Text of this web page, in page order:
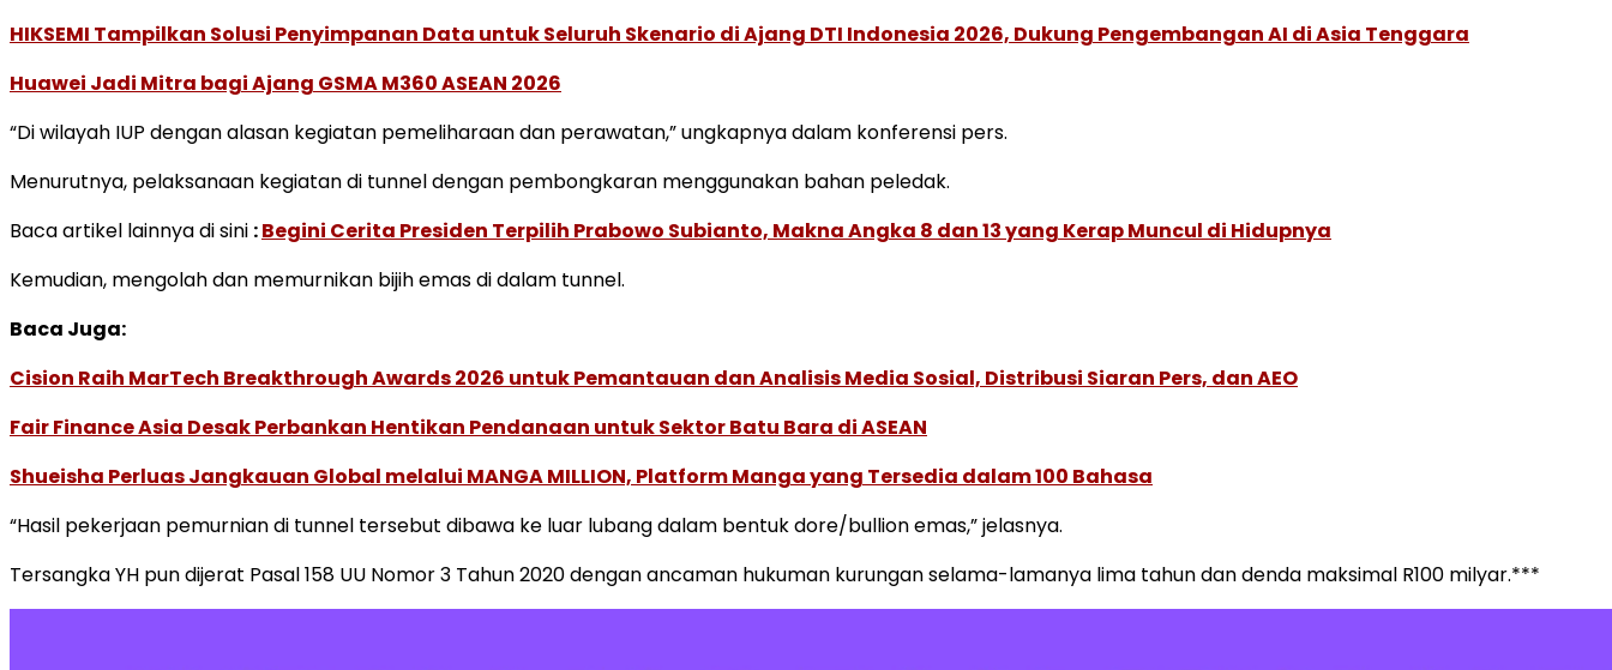
HIKSEMI Tampilkan Solusi Penyimpanan Data untuk Seluruh Skenario di Ajang DTI Indonesia 2026, Dukung Pengembangan AI di Asia Tenggara
Huawei Jadi Mitra bagi Ajang GSMA M360 ASEAN 2026
“Di wilayah IUP dengan alasan kegiatan pemeliharaan dan perawatan,” ungkapnya dalam konferensi pers.
Menurutnya, pelaksanaan kegiatan di tunnel dengan pembongkaran menggunakan bahan peledak.
Baca artikel lainnya di sini :Begini Cerita Presiden Terpilih Prabowo Subianto, Makna Angka 8 dan 13 yang Kerap Muncul di Hidupnya
Kemudian, mengolah dan memurnikan bijih emas di dalam tunnel.
Baca Juga:
Cision Raih MarTech Breakthrough Awards 2026 untuk Pemantauan dan Analisis Media Sosial, Distribusi Siaran Pers, dan AEO
Fair Finance Asia Desak Perbankan Hentikan Pendanaan untuk Sektor Batu Bara di ASEAN
Shueisha Perluas Jangkauan Global melalui MANGA MILLION, Platform Manga yang Tersedia dalam 100 Bahasa
“Hasil pekerjaan pemurnian di tunnel tersebut dibawa ke luar lubang dalam bentuk dore/bullion emas,” jelasnya.
Tersangka YH pun dijerat Pasal 158 UU Nomor 3 Tahun 2020 dengan ancaman hukuman kurungan selama-lamanya lima tahun dan denda maksimal R100 milyar.***